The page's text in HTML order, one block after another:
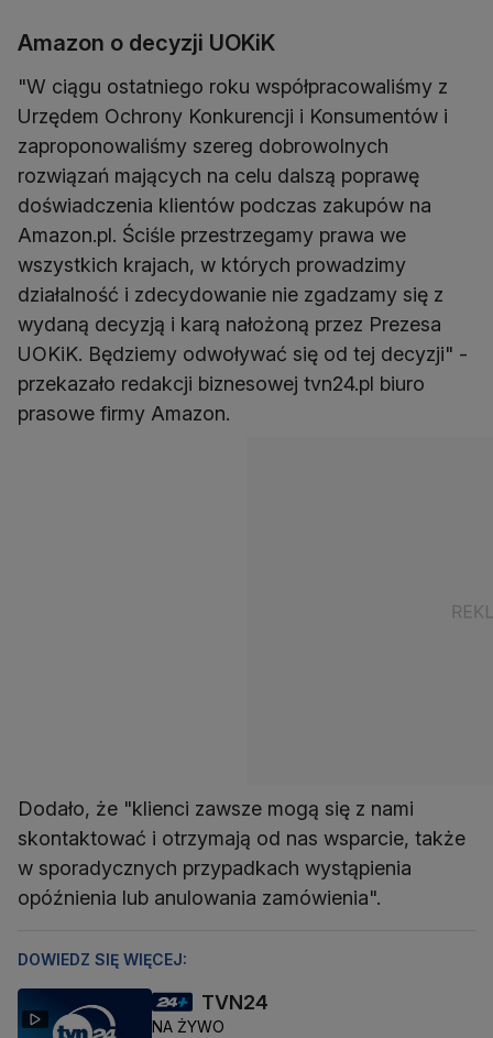
Amazon o decyzji UOKiK
"W ciągu ostatniego roku współpracowaliśmy z
Urzędem Ochrony Konkurencji i Konsumentów i
zaproponowaliśmy szereg dobrowolnych
rozwiązań mających na celu dalszą poprawę
doświadczenia klientów podczas zakupów na
Amazon.pl. Ściśle przestrzegamy prawa we
wszystkich krajach, w których prowadzimy
działalność i zdecydowanie nie zgadzamy się z
wydaną decyzją i karą nałożoną przez Prezesa
UOKiK. Będziemy odwoływać się od tej decyzji" -
przekazało redakcji biznesowej tvn24.pl biuro
prasowe firmy Amazon.
Dodało, że "klienci zawsze mogą się z nami
skontaktować i otrzymają od nas wsparcie, także
w sporadycznych przypadkach wystąpienia
opóźnienia lub anulowania zamówienia".
DOWIEDZ SIĘ WIĘCEJ:
TVN24
NA ŻYWO